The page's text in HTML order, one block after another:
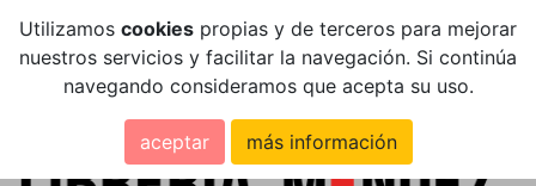
Utilizamos cookies propias y de terceros para mejorar
nuestros servicios y facilitar la navegación. Si continúa
navegando consideramos que acepta su uso.
aceptar más información